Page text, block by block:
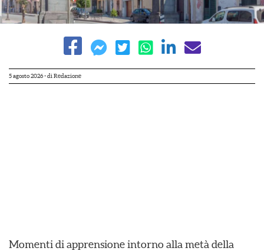
5 agosto 2026- di Redazione
Momenti di apprensione intorno alla metà della